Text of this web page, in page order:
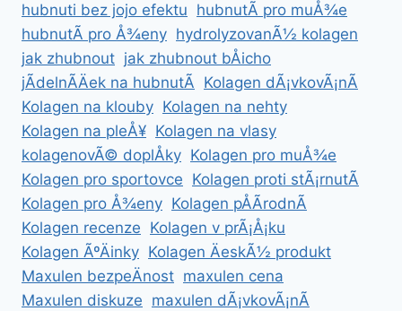
hubnuti bez jojo efektu hubnutÃ­ pro muÅ¾e
hubnutÃ­ pro Å¾eny hydrolyzovanÃ½ kolagen
jak zhubnout jak zhubnout bÅicho
jÃ­delnÃ­Äek na hubnutÃ­ Kolagen dÃ¡vkovÃ¡nÃ­
Kolagen na klouby Kolagen na nehty
Kolagen na pleÅ¥ Kolagen na vlasy
kolagenovÃ© doplÅky Kolagen pro muÅ¾e
Kolagen pro sportovce Kolagen proti stÃ¡rnutÃ­
Kolagen pro Å¾eny Kolagen pÅÃ­rodnÃ­
Kolagen recenze Kolagen v prÃ¡Å¡ku
Kolagen ÃºÄinky Kolagen ÄeskÃ½ produkt
Maxulen bezpeÄnost maxulen cena
Maxulen diskuze maxulen dÃ¡vkovÃ¡nÃ­